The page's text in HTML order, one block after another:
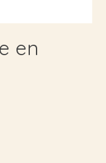
en